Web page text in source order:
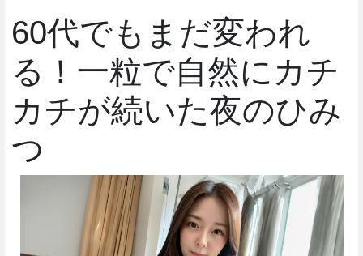
60代でもまだ変われ
る！一粒で自然にカチ
カチが続いた夜のひみ
つ